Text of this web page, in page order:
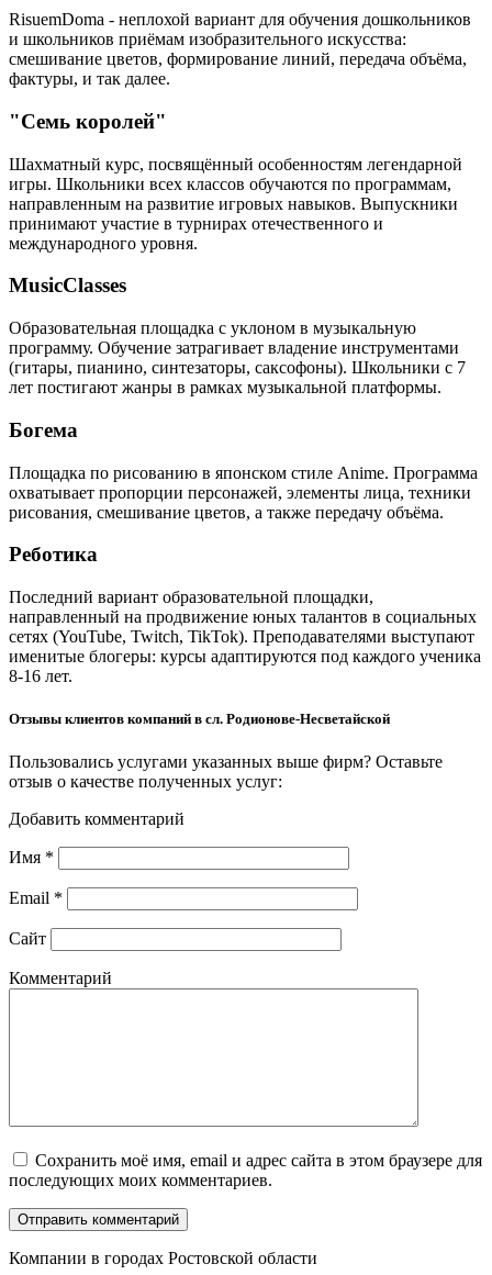
RisuemDoma - неплохой вариант для обучения дошкольников
и школьников приёмам изобразительного искусства:
смешивание цветов, формирование линий, передача объёма,
фактуры, и так далее.
"Семь королей"
Шахматный курс, посвящённый особенностям легендарной
игры. Школьники всех классов обучаются по программам,
направленным на развитие игровых навыков. Выпускники
принимают участие в турнирах отечественного и
международного уровня.
MusicClasses
Образовательная площадка с уклоном в музыкальную
программу. Обучение затрагивает владение инструментами
(гитары, пианино, синтезаторы, саксофоны). Школьники с 7
лет постигают жанры в рамках музыкальной платформы.
Богема
Площадка по рисованию в японском стиле Anime. Программа
охватывает пропорции персонажей, элементы лица, техники
рисования, смешивание цветов, а также передачу объёма.
Реботика
Последний вариант образовательной площадки,
направленный на продвижение юных талантов в социальных
сетях (YouTube, Twitch, TikTok). Преподавателями выступают
именитые блогеры: курсы адаптируются под каждого ученика
8-16 лет.
Отзывы клиентов компаний в сл. Родионове-Несветайской
Пользовались услугами указанных выше фирм? Оставьте
отзыв о качестве полученных услуг:
Добавить комментарий
Имя *
Email *
Сайт
Комментарий
Сохранить моё имя, email и адрес сайта в этом браузере для
последующих моих комментариев.
Компании в городах Ростовской области